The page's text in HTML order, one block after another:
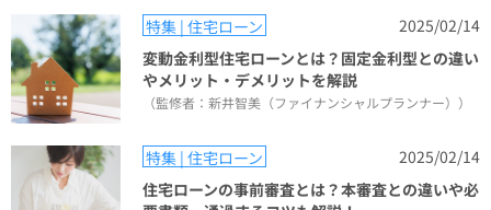
特集 | 住宅ローン
2025/02/14
変動金利型住宅ローンとは？固定金利型との違い
やメリット・デメリットを解説
（監修者：新井智美（ファイナンシャルプランナー））
特集 | 住宅ローン
2025/02/14
住宅ローンの事前審査とは？本審査との違いや必